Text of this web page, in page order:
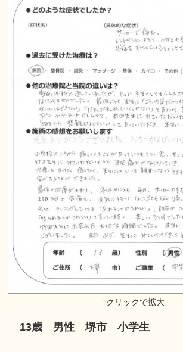
13歳 男性 堺市 小学生